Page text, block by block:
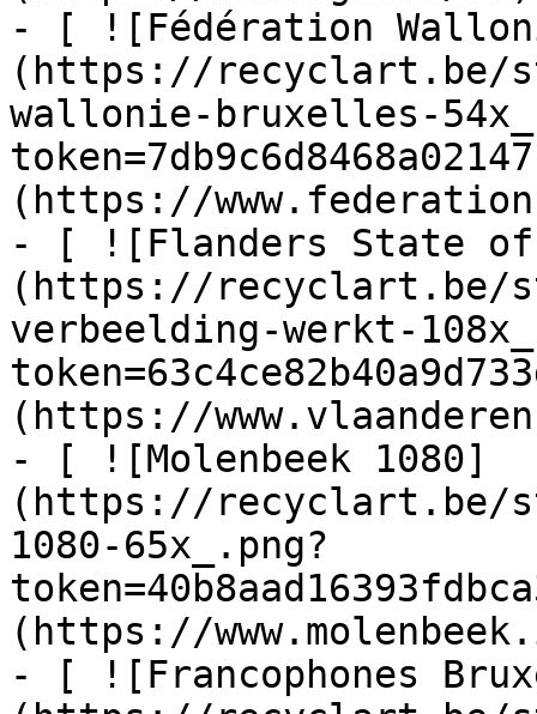
- [ ![Fédération
(https://recyclart.be/
wallonie-bruxelles-
(https://
- [ ![Flanders State
(https://recyclart.be/
verbeelding-werkt-
(https://
- [ ![Molenbeek 1080]
(https://recyclart.be/
1080-65x_.png?
(https://
- [ ![Francophones